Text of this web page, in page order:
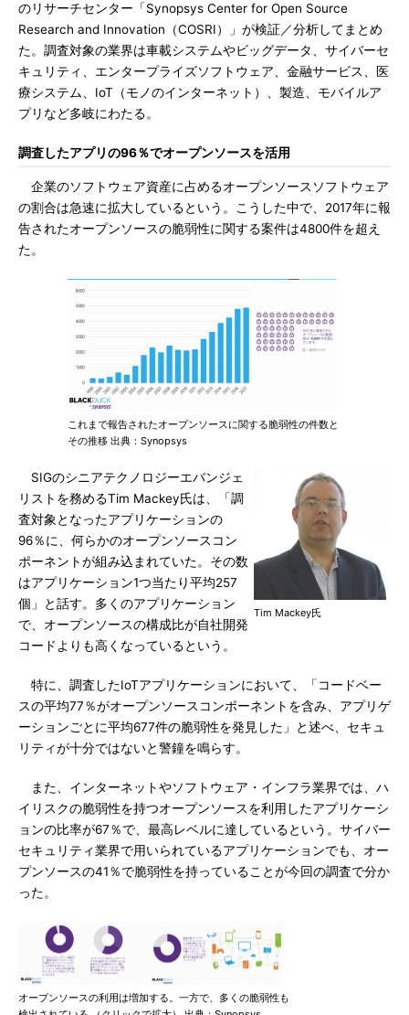
のリサーチセンター「Synopsys Center for Open Source
Research and Innovation（COSRI）」が検証／分析してまとめ
た。調査対象の業界は車載システムやビッグデータ、サイバーセ
キュリティ、エンタープライズソフトウェア、金融サービス、医
療システム、IoT（モノのインターネット）、製造、モバイルア
プリなど多岐にわたる。
調査したアプリの96％でオープンソースを活用
企業のソフトウェア資産に占めるオープンソースソフトウェア
の割合は急速に拡大しているという。こうした中で、2017年に報
告されたオープンソースの脆弱性に関する案件は4800件を超え
た。
これまで報告されたオープンソースに関する脆弱性の件数と
その推移 出典：Synopsys
Tim Mackey氏
SIGのシニアテクノロジーエバンジェ
リストを務めるTim Mackey氏は、「調
査対象となったアプリケーションの
96％に、何らかのオープンソースコン
ポーネントが組み込まれていた。その数
はアプリケーション1つ当たり平均257
個」と話す。多くのアプリケーション
で、オープンソースの構成比が自社開発
コードよりも高くなっているという。
特に、調査したIoTアプリケーションにおいて、「コードベー
スの平均77％がオープンソースコンポーネントを含み、アプリゲ
ーションごとに平均677件の脆弱性を発見した」と述べ、セキュ
リティが十分ではないと警鐘を鳴らす。
また、インターネットやソフトウェア・インフラ業界では、ハ
イリスクの脆弱性を持つオープンソースを利用したアプリケーシ
ョンの比率が67％で、最高レベルに達しているという。サイバー
セキュリティ業界で用いられているアプリケーションでも、オー
プンソースの41％で脆弱性を持っていることが今回の調査で分か
った。
オープンソースの利用は増加する。一方で、多くの脆弱性も